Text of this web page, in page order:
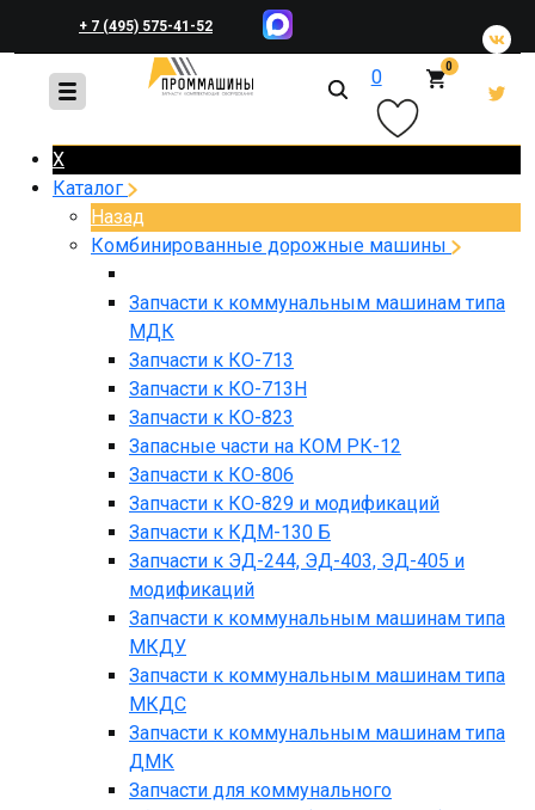
+ 7 (495) 575-41-52
+ 7 (495) 648-45-83 0 0
X
Каталог
Назад
Комбинированные дорожные машины
Запчасти к коммунальным машинам типа
МДК
Запчасти к КО-713
Запчасти к КО-713Н
Запчасти к КО-823
Запасные части на КОМ РК-12
Запчасти к КО-806
Запчасти к КО-829 и модификаций
Запчасти к КДМ-130 Б
Запчасти к ЭД-244, ЭД-403, ЭД-405 и
модификаций
Запчасти к коммунальным машинам типа
МКДУ
Запчасти к коммунальным машинам типа
МКДС
Запчасти к коммунальным машинам типа
ДМК
Запчасти для коммунального